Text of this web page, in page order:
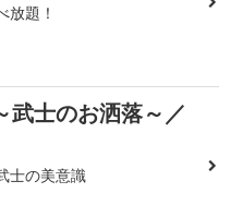
放題！
武士のお洒落～／
士の美意識